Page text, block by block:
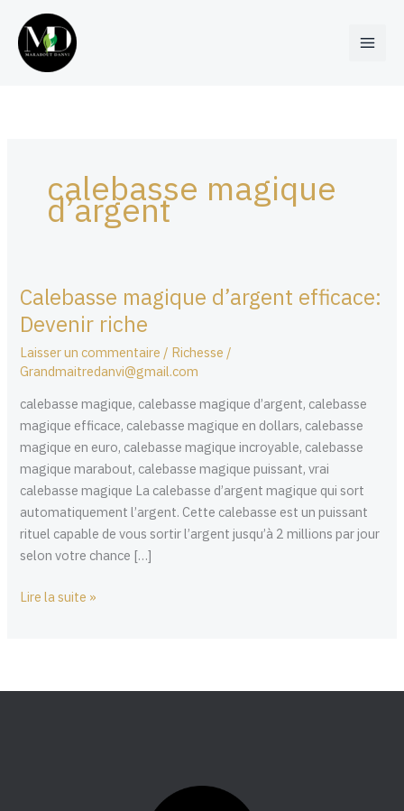
contenu
calebasse magique
d’argent
Calebasse magique d’argent efficace:
Devenir riche
Laisser un commentaire / Richesse /
Grandmaitredanvi@gmail.com
calebasse magique, calebasse magique d’argent, calebasse
magique efficace, calebasse magique en dollars, calebasse
magique en euro, calebasse magique incroyable, calebasse
magique marabout, calebasse magique puissant, vrai
calebasse magique La calebasse d’argent magique qui sort
automatiquement l’argent. Cette calebasse est un puissant
rituel capable de vous sortir l’argent jusqu’à 2 millions par jour
selon votre chance […]
Calebasse
magique
d’argent
efficace:
Devenir
riche
Lire la suite »